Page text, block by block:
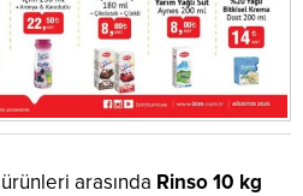
arasında Rinso 10 kg